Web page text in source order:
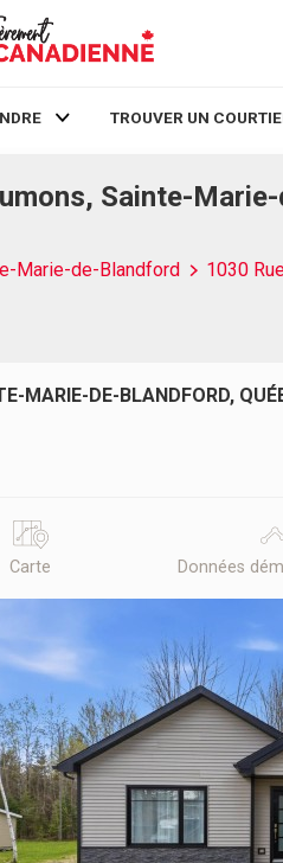
TROUVER UN
Sainte-
Marie-de-Blandford 1030
MARIE-DE-BLANDFORD,
Carte Données